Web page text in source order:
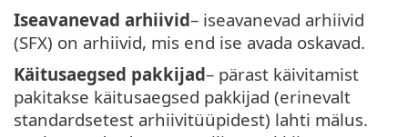
Iseavanevad arhiivid– iseavanevad arhiivid
(SFX) on arhiivid, mis end ise avada oskavad.
Käitusaegsed pakkijad– pärast käivitamist
pakitakse käitusaegsed pakkijad (erinevalt
standardsetest arhiivitüüpidest) lahti mälus.